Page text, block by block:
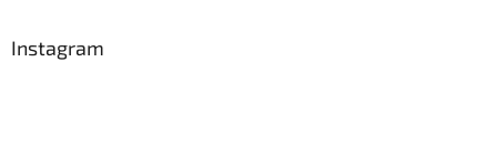
Instagram